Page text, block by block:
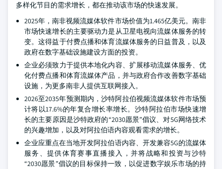
多样化节目的需求增长，都在推动该市场的快速发展。
2025年，南非视频流媒体软件市场价值为1.465亿美元。南非
市场快速增长的主要驱动力是从卫星电视向流媒体服务的转
变。这得益于付费点播和体育流媒体服务的日益普及，以及
政府在数字基础设施建设方面的投资。
企业必须致力于提供本地化内容、扩展移动流媒体服务、优
化付费点播和体育流媒体产品，并与政府合作改善数字基础
设施，为更多南非人提供互联网接入。
2026至2035年预测期内，沙特阿拉伯视频流媒体软件市场预
计将以17.6%的年复合增长率增长。沙特阿拉伯市场快速增
长的主要原因是沙特政府的“2030愿景”倡议、对5G网络技术
的兴趣增加，以及对阿拉伯语内容观看需求的增长。
企业应重点在当地开发阿拉伯语内容、开发兼容5G的流媒体
服务、提供体育赛事直播接入，并将战略和投资与沙特
“2030愿景”倡议的目标保持一致，以促进数字娱乐市场的持